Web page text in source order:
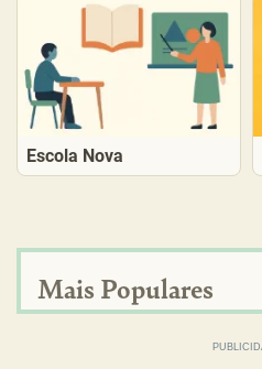
Escola Nova
Mais Populares